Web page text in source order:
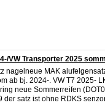
VW Transporter 2025
nagelneue MAK
ab bj. 2024-. VW T7 2025-
neue Sommerreifen
der satz ist ohne RDKS